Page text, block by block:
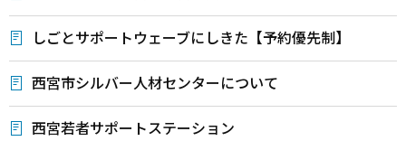
しごとサポートウェーブにしきた【予約優先制】
西宮市シルバー人材センターについて
西宮若者サポートステーション